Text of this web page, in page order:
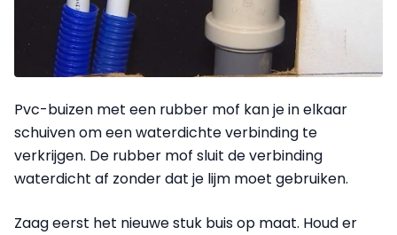
Pvc-buizen met een rubber mof kan je in elkaar
schuiven om een waterdichte verbinding te
verkrijgen. De rubber mof sluit de verbinding
waterdicht af zonder dat je lijm moet gebruiken.
Zaag eerst het nieuwe stuk buis op maat. Houd er